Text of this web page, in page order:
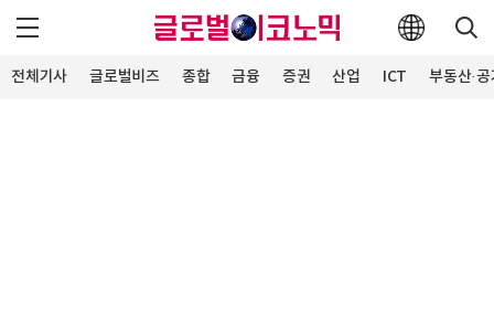
전체기사 글로벌비즈 종합 금융 증권 산업 ICT 부동산·